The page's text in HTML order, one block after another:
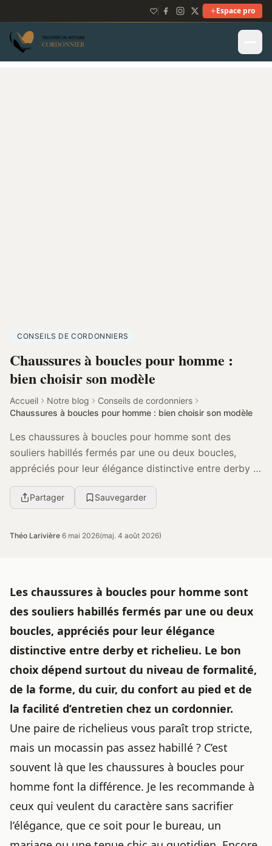
Espace pro
CONSEILS DE CORDONNIERS
Chaussures à boucles pour homme :
bien choisir son modèle
Accueil Notre blog
Conseils de cordonniers
Chaussures à boucles pour homme : bien choisir son modèle
Les chaussures à boucles pour homme sont des
souliers habillés fermés par une ou deux boucles,
appréciés pour leur élégance distinctive entre derby et
richelieu. Le bon choix dépend surtout du niveau ...
Partager Sauvegarder
Théo Larivière·6 mai 2026(maj. 4 août 2026)
Les chaussures à boucles pour homme sont
des souliers habillés fermés par une ou deux
boucles, appréciés pour leur élégance
distinctive entre derby et richelieu. Le bon
choix dépend surtout du niveau de formalité,
de la forme, du cuir, du confort au pied et de
la facilité d’entretien chez un cordonnier.
Une paire de richelieus vous paraît trop stricte,
mais un mocassin pas assez habillé ? C’est
souvent là que les chaussures à boucles pour
homme font la différence. Je les recommande à
ceux qui veulent du caractère sans sacrifier
l’élégance, que ce soit pour le bureau, un